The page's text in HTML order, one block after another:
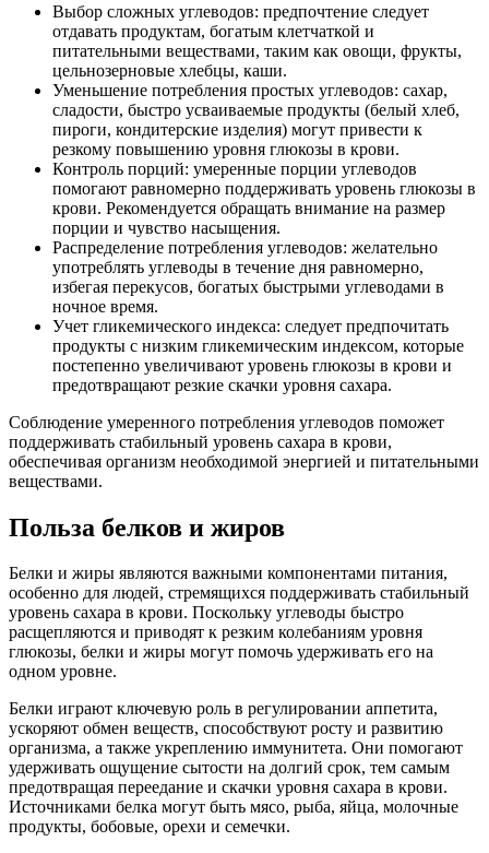
Выбор сложных углеводов: предпочтение следует
отдавать продуктам, богатым клетчаткой и
питательными веществами, таким как овощи, фрукты,
цельнозерновые хлебцы, каши.
Уменьшение потребления простых углеводов: сахар,
сладости, быстро усваиваемые продукты (белый хлеб,
пироги, кондитерские изделия) могут привести к
резкому повышению уровня глюкозы в крови.
Контроль порций: умеренные порции углеводов
помогают равномерно поддерживать уровень глюкозы в
крови. Рекомендуется обращать внимание на размер
порции и чувство насыщения.
Распределение потребления углеводов: желательно
употреблять углеводы в течение дня равномерно,
избегая перекусов, богатых быстрыми углеводами в
ночное время.
Учет гликемического индекса: следует предпочитать
продукты с низким гликемическим индексом, которые
постепенно увеличивают уровень глюкозы в крови и
предотвращают резкие скачки уровня сахара.
Соблюдение умеренного потребления углеводов поможет
поддерживать стабильный уровень сахара в крови,
обеспечивая организм необходимой энергией и питательными
веществами.
Польза белков и жиров
Белки и жиры являются важными компонентами питания,
особенно для людей, стремящихся поддерживать стабильный
уровень сахара в крови. Поскольку углеводы быстро
расщепляются и приводят к резким колебаниям уровня
глюкозы, белки и жиры могут помочь удерживать его на
одном уровне.
Белки играют ключевую роль в регулировании аппетита,
ускоряют обмен веществ, способствуют росту и развитию
организма, а также укреплению иммунитета. Они помогают
удерживать ощущение сытости на долгий срок, тем самым
предотвращая переедание и скачки уровня сахара в крови.
Источниками белка могут быть мясо, рыба, яйца, молочные
продукты, бобовые, орехи и семечки.